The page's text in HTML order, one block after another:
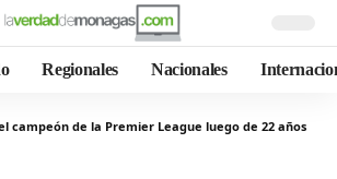
Regionales Nacionales
campeón de la Premier League luego de 22 años